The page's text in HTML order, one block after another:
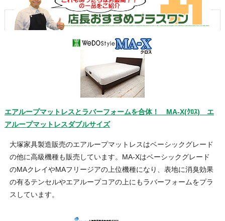
エアループマットレスとラバーフォームを合体！ MA-X(ｸﾛｽ) エ
アループマットレスダブルサイズ
大塚家具製造販売のエアループマットレスはベーシックグレード
の他に高級機種も販売しています。MA-Xはベーシックグレード
のMAクレイやMAフリージアの上位機種になり、表地に消臭効果
の有るテンセルやエアループコアの上にもラバーフォームをプラ
スしています。